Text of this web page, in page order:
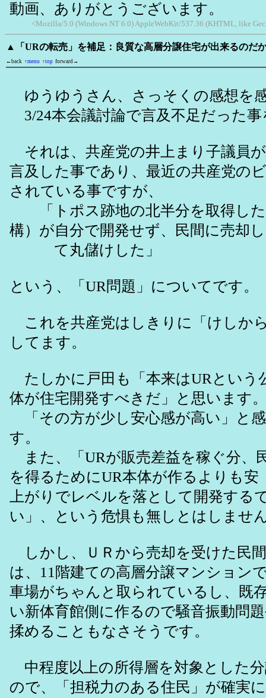
動画、ありがとうございます。
<Mozilla/5.0 (Windows NT 6.0) AppleWebKit/537.36 (KHTML, like
▲「URの転売」を補足：良質な高層分譲住宅が出来るのだ
←back ↑menu ↑top forward→
ゆうゆうさん、さっそくの感想を
3/24本会議討論で言及不足だった
それは、共産党の井上まり子議員
言及した事であり、最近の共産党の
されている事ですが、
「トポス跡地の北半分を取得した
構）が自分で開発せず、民間に売却し
て丸儲けした」
という、「UR問題」についてです。
これを共産党はしきりに「けしか
してます。
たしかに戸田も「本来はURという
体が住宅開発すべきだ」と思います
「その方が少し安心感が高い」と
す。
また、「URが販売差益を稼ぐ分、
を得るためにUR本体が作るよりも安
上がりでレベルを落として開発する
い」、という危惧も無しとはしませ
しかし、ＵＲから売却を受けた民
は、11階建ての高層分譲マンション
車場がちゃんと取られているし、既
い新体育館側に作るので騒音振動問
揉めることもなさそうです。
中程度以上の所得層を対象とした
ので、「担税力のある住民」が確実